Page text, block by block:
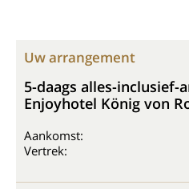
Uw arrangement
5-daags alles-inclusief-
Enjoyhotel König von
Aankomst:
Vertrek: